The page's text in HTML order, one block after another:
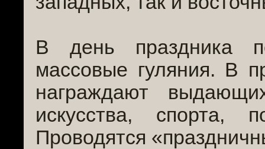
В день праздника
массовые гуляния. В
награждают
искусства, спорта,
Проводятся